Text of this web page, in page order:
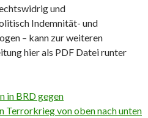
und
Indemnität- und
– kann zur weiteren
hier als PDF Datei runter
in BRD gegen
von oben nach unten